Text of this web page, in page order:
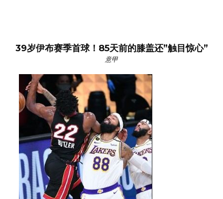
39岁伊布赛季首球！85天前的膝盖还”触目惊心”
意甲